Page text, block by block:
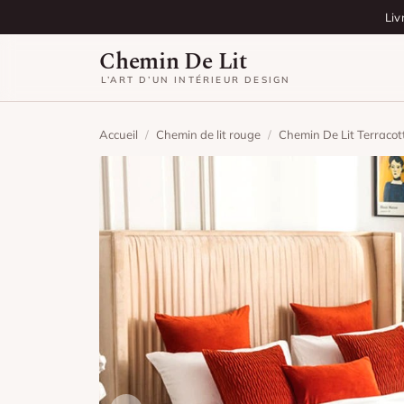
Chemin De Lit
L’ART D’UN INTÉRIEUR DESIGN
Accueil / Chemin de lit rouge / Chemin De Lit